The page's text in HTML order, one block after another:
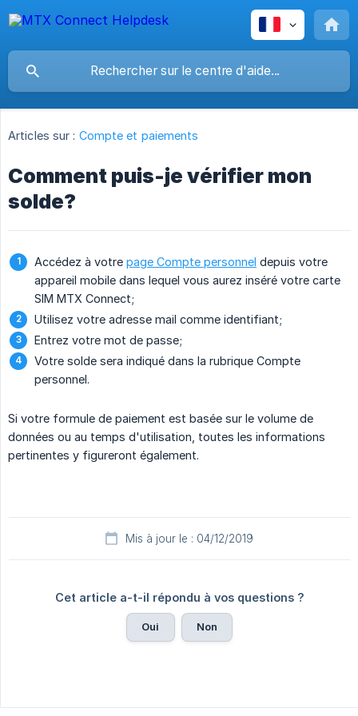
Articles sur : Compte et paiements
Comment puis-je vérifier mon
solde?
Accédez à votre page Compte personnel depuis votre
appareil mobile dans lequel vous aurez inséré votre carte
SIM MTX Connect;
Utilisez votre adresse mail comme identifiant;
Entrez votre mot de passe;
Votre solde sera indiqué dans la rubrique Compte
personnel.
Si votre formule de paiement est basée sur le volume de
données ou au temps d'utilisation, toutes les informations
pertinentes y figureront également.
Mis à jour le : 04/12/2019
Cet article a-t-il répondu à vos questions ?
Oui Non